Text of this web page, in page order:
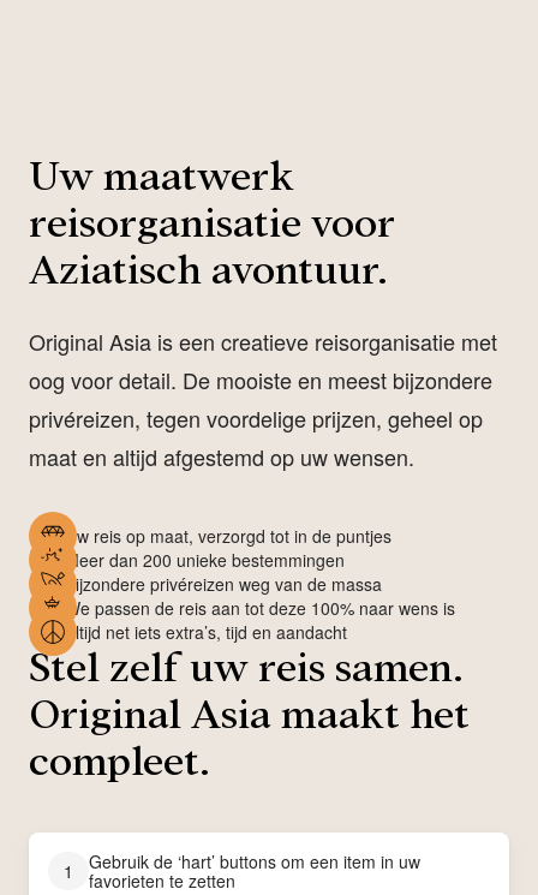
Uw maatwerk
reisorganisatie voor
Aziatisch avontuur.
Original Asia is een creatieve reisorganisatie met
oog voor detail. De mooiste en meest bijzondere
privéreizen, tegen voordelige prijzen, geheel op
maat en altijd afgestemd op uw wensen.
Uw reis op maat, verzorgd tot in de puntjes
Meer dan 200 unieke bestemmingen
Bijzondere privéreizen weg van de massa
We passen de reis aan tot deze 100% naar wens is
Altijd net iets extra’s, tijd en aandacht
Stel zelf uw reis samen.
Original Asia maakt het
compleet.
1
Gebruik de ‘hart’ buttons om een item in uw
favorieten te zetten